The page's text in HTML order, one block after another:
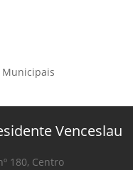
Municipais
Venceslau
180, Centro